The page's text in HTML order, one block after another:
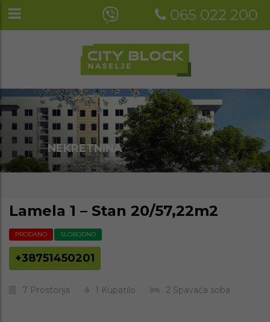
065 022 200
NEKRETNINA
Lamela 1 – Stan 20/57,22m2
PRODANO SLOBODNO
+38751450201
7 Prostorija 1 Kupatilo 2 Spavaća soba